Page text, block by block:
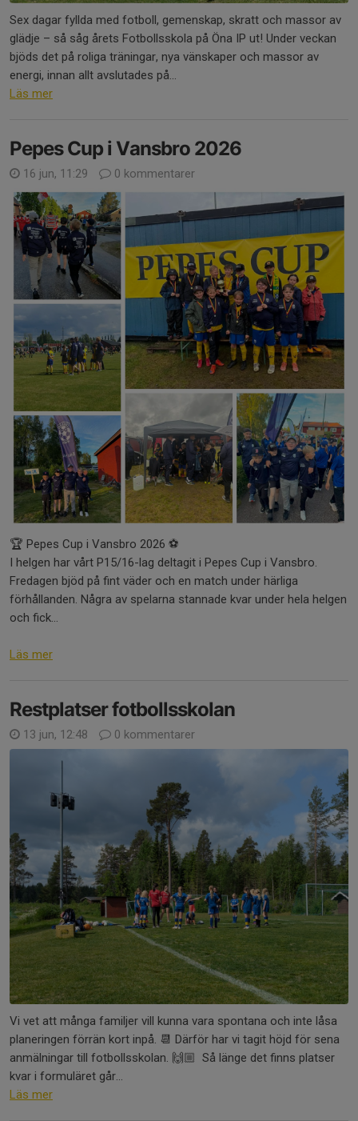
Sex dagar fyllda med fotboll, gemenskap, skratt och massor av
glädje – så såg årets Fotbollsskola på Öna IP ut! Under veckan
bjöds det på roliga träningar, nya vänskaper och massor av
energi, innan allt avslutades på...
Läs mer
Pepes Cup i Vansbro 2026
16 jun, 11:29 0 kommentarer
🏆 Pepes Cup i Vansbro 2026 ⚽
I helgen har vårt P15/16-lag deltagit i Pepes Cup i Vansbro.
Fredagen bjöd på fint väder och en match under härliga
förhållanden. Några av spelarna stannade kvar under hela helgen
och fick...
Läs mer
Restplatser fotbollsskolan
13 jun, 12:48 0 kommentarer
Vi vet att många familjer vill kunna vara spontana och inte låsa
planeringen förrän kort inpå. 📆 Därför har vi tagit höjd för sena
anmälningar till fotbollsskolan. 🙌🏼 Så länge det finns platser
kvar i formuläret går...
Läs mer